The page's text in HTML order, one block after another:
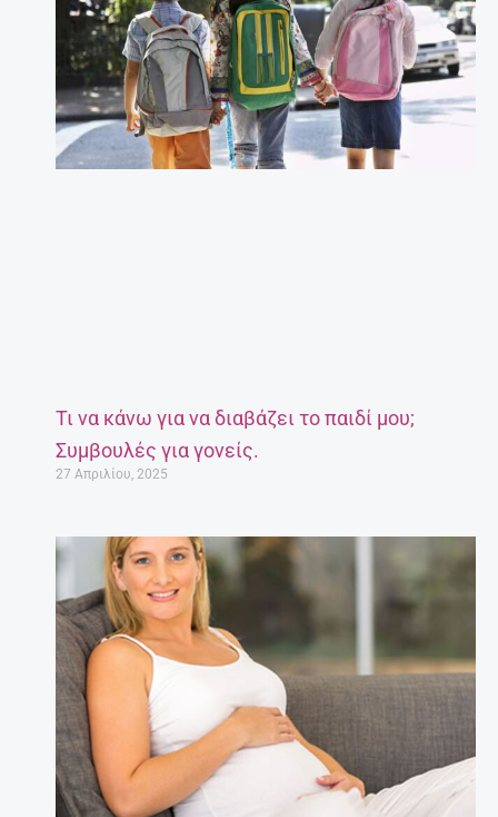
Τι να κάνω για να διαβάζει το παιδί μου;
Συμβουλές για γονείς.
27 Απριλίου, 2025